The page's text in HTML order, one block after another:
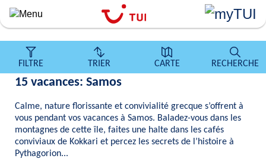
Aller
contenu
principal
FILTRE TRIER CARTE RECHERCHE
15 vacances: Samos
Calme, nature florissante et convivialité grecque s’offrent à
vous pendant vos vacances à Samos. Baladez-vous dans les
montagnes de cette île, faites une halte dans les cafés
conviviaux de Kokkari et percez les secrets de l’histoire à
Pythagorion...